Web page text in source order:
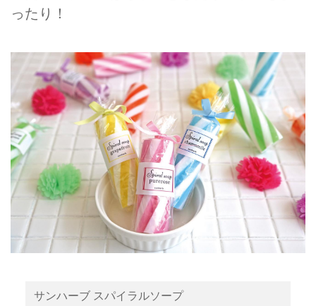
ったり！
サンハーブ スパイラルソープ